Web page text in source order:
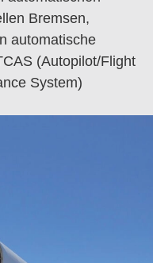
Bremsen,
automatische
(Autopilot/Flight
System)